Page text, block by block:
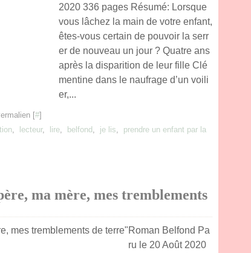
2020 336 pages Résumé: Lorsque
vous lâchez la main de votre enfant,
êtes-vous certain de pouvoir la serr
er de nouveau un jour ? Quatre ans
après la disparition de leur fille Clé
mentine dans le naufrage d’un voili
er,...
[#]
, lecteur, lire, belfond , je lis, prendre un enfant par la
ma mère, mes tremblements
Roman Belfond Pa
ru le 20 Août 2020